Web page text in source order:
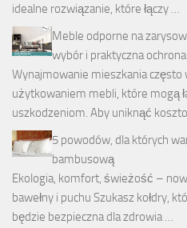
idealne rozwiązanie, które łączy …
Meble odporne na
wybór i praktyczna
Wynajmowanie mieszkania
użytkowaniem mebli, które mogą
uszkodzeniom. Aby uniknąć
5 powodów, dla których
bambusową
Ekologia, komfort, świeżość –
bawełny i puchu Szukasz kołdry,
będzie bezpieczna dla zdrowia …